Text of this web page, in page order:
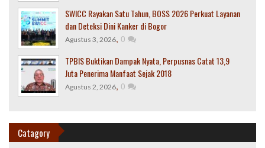
SWICC Rayakan Satu Tahun, BOSS 2026 Perkuat Layanan
dan Deteksi Dini Kanker di Bogor
Agustus 3, 2026, 0
TPBIS Buktikan Dampak Nyata, Perpusnas Catat 13,9
Juta Penerima Manfaat Sejak 2018
Agustus 2, 2026, 0
Catagory